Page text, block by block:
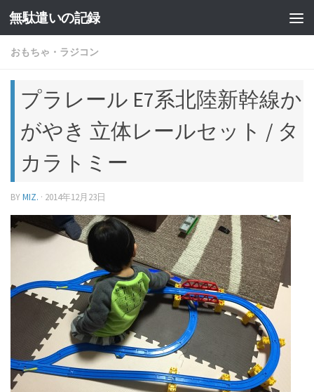
コンテンツへスキップ
無駄遣いの記録
おもちゃ・ラジコン
プラレール E7系北陸新幹線か
がやき 立体レールセット / タ
カラトミー
BYMIZ. · 2014年12月23日